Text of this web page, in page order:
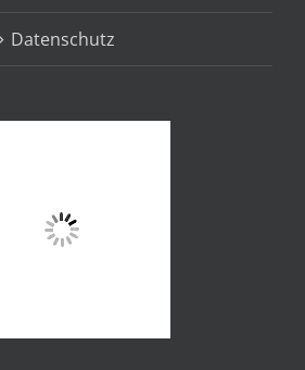
Datenschutz